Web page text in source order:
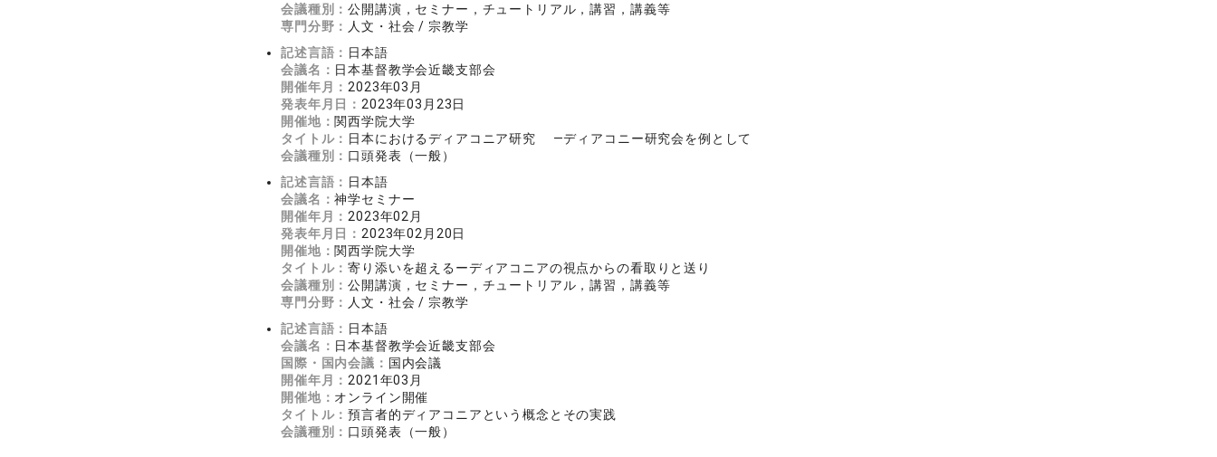
会議種別：公開講演，セミナー，チュートリアル，講習，講義等
専門分野： 人文・社会 / 宗教学
記述言語： 日本語
会議名： 日本基督教学会近畿支部会
開催年月： 2023年03月
発表年月日： 2023年03月23日
開催地： 関西学院大学
タイトル： 日本におけるディアコニア研究 ―ディアコニー研究会を例として
会議種別： 口頭発表（一般）
記述言語： 日本語
会議名：神学セミナー
開催年月： 2023年02月
発表年月日： 2023年02月20日
開催地： 関西学院大学
タイトル：寄り添いを超えるーディアコニアの視点からの看取りと送り
会議種別：公開講演，セミナー，チュートリアル，講習，講義等
専門分野： 人文・社会 / 宗教学
記述言語： 日本語
会議名： 日本基督教学会近畿支部会
国際・国内会議： 国内会議
開催年月： 2021年03月
開催地： オンライン開催
タイトル：預言者的ディアコニアという概念とその実践
会議種別： 口頭発表（一般）